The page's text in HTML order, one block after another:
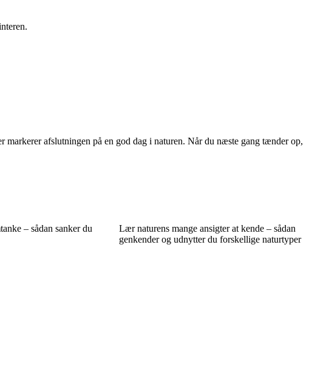
afslutningen på en god dag i naturen. Når du næste gang tænder op,
– sådan sanker du
Lær naturens mange ansigter at kende – sådan
genkender og udnytter du forskellige naturtyper